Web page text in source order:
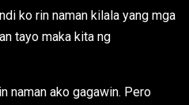
ko rin naman kilala yang mga
tayo maka kita ng
naman ako gagawin. Pero